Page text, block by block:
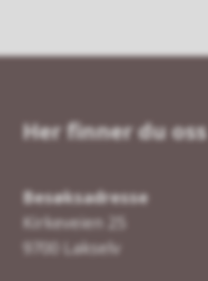
Her finner du oss
Besøksadresse
Kirkeveien 25
9700 Lakselv